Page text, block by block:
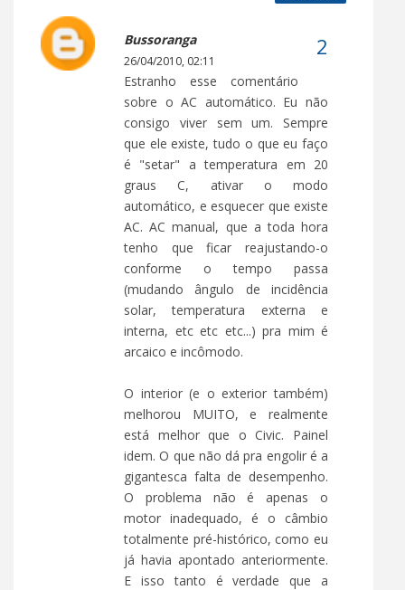
Bussoranga
26/04/2010, 02:11
Estranho esse comentário
sobre o AC automático. Eu não
consigo viver sem um. Sempre
que ele existe, tudo o que eu faço
é "setar" a temperatura em 20
graus C, ativar o modo
automático, e esquecer que existe
AC. AC manual, que a toda hora
tenho que ficar reajustando-o
conforme o tempo passa
(mudando ângulo de incidência
solar, temperatura externa e
interna, etc etc etc...) pra mim é
arcaico e incômodo.
O interior (e o exterior também)
melhorou MUITO, e realmente
está melhor que o Civic. Painel
idem. O que não dá pra engolir é a
gigantesca falta de desempenho.
O problema não é apenas o
motor inadequado, é o câmbio
totalmente pré-histórico, como eu
já havia apontado anteriormente.
E isso tanto é verdade que a